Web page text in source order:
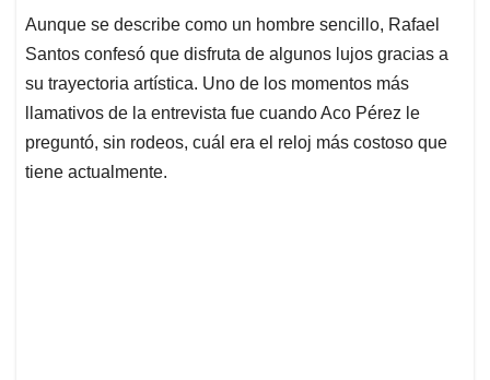
Aunque se describe como un hombre sencillo, Rafael
Santos confesó que disfruta de algunos lujos gracias a
su trayectoria artística. Uno de los momentos más
llamativos de la entrevista fue cuando Aco Pérez le
preguntó, sin rodeos, cuál era el reloj más costoso que
tiene actualmente.